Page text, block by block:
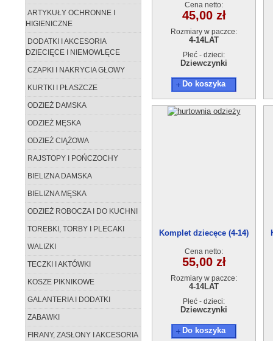
ARTYKUŁY OCHRONNE I
HIGIENICZNE
DODATKI I AKCESORIA
DZIECIĘCE I NIEMOWLĘCE
CZAPKI I NAKRYCIA GŁOWY
KURTKI I PŁASZCZE
ODZIEŻ DAMSKA
ODZIEŻ MĘSKA
ODZIEŻ CIĄŻOWA
RAJSTOPY I POŃCZOCHY
BIELIZNA DAMSKA
BIELIZNA MĘSKA
ODZIEŻ ROBOCZA I DO KUCHNI
TOREBKI, TORBY I PLECAKI
WALIZKI
TECZKI I AKTÓWKI
KOSZE PIKNIKOWE
GALANTERIA I DODATKI
ZABAWKI
FIRANY, ZASŁONY I AKCESORIA
Cena netto:
45,00 zł
Rozmiary w paczce:
4-14LAT
Płeć - dzieci:
Dziewczynki
Do koszyka
Komplet dziecęce (4-14)
Cena netto:
55,00 zł
Rozmiary w paczce:
4-14LAT
Płeć - dzieci:
Dziewczynki
Do koszyka